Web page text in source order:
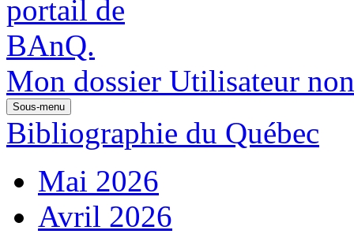
Mon dossier Utilisateur
Sous-menu
Bibliographie du Québec
Mai 2026
Avril 2026